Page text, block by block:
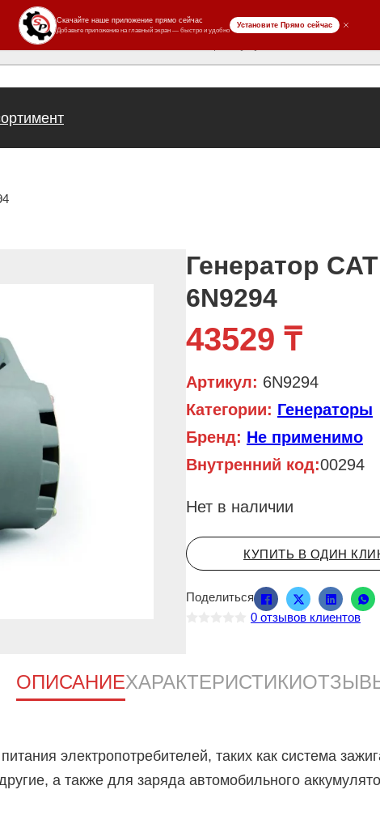
Генератор
6N9294
43529 ₸
Артикул: 6N9294
Категории: Генераторы
Бренд: Не применимо
Внутренний код:00294
Нет в наличии
КУПИТЬ В ОДИН
Поделиться
к
а
0 отзывов клиентов
ОПИСАНИЕХАРАКТЕРИСТИКИ
электропотребителей, таких как система
а также для заряда автомобильного